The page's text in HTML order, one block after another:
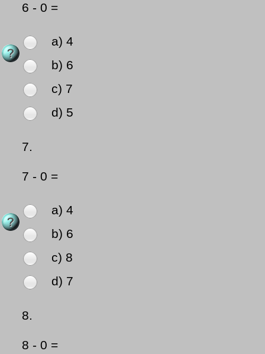
6 - 0 =
a) 4
b) 6
c) 7
d) 5
7.
7 - 0 =
a) 4
b) 6
c) 8
d) 7
8.
8 - 0 =